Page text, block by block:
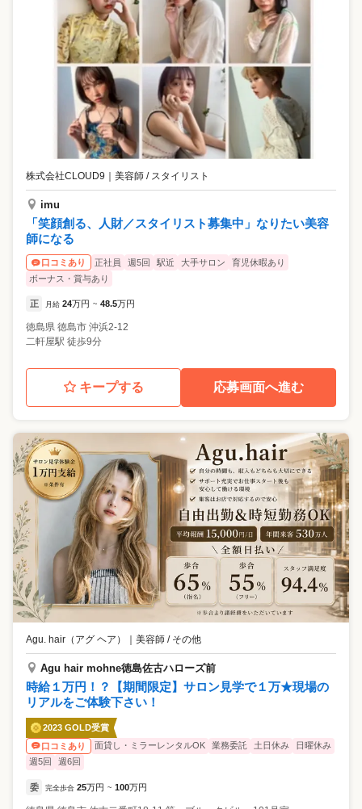
株式会社CLOUD9 美容師 / スタイリスト
imu
「笑顔創る、人財／スタイリスト募集中」なりたい美容
師になる
口コミあり 正社員 週5回 駅近 大手サロン
育児休暇あり
ボーナス・賞与あり
正 月給 24万円 ~ 48.5万円
徳島県 徳島市 沖浜2-12
二軒屋駅 徒歩9分
キープする 応募画面へ進む
Agu. hair（アグ ヘア） ｜ 美容師 / その他
Agu hair mohne徳島佐古ハローズ前
時給１万円！？【期間限定】サロン見学で１万★現場の
リアルをご体験下さい！
2023 GOLD受賞
口コミあり
面貸し・ミラーレンタルOK 業務委託 土日休み
日曜休み
週5回
週6回
委 完全歩合 25万円 ~ 100万円